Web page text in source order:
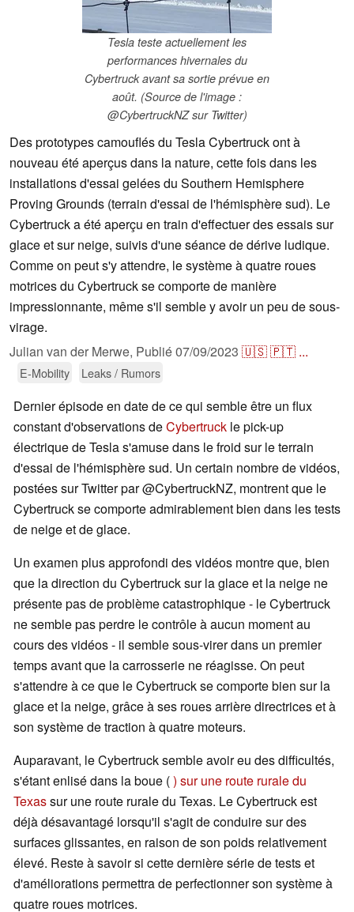
Tesla teste actuellement les
performances hivernales du
Cybertruck avant sa sortie prévue en
août. (Source de l'image :
@CybertruckNZ sur Twitter)
Des prototypes camouflés du Tesla Cybertruck ont à
nouveau été aperçus dans la nature, cette fois dans les
installations d'essai gelées du Southern Hemisphere
Proving Grounds (terrain d'essai de l'hémisphère sud). Le
Cybertruck a été aperçu en train d'effectuer des essais sur
glace et sur neige, suivis d'une séance de dérive ludique.
Comme on peut s'y attendre, le système à quatre roues
motrices du Cybertruck se comporte de manière
impressionnante, même s'il semble y avoir un peu de sous-
virage.
Julian van der Merwe, Publié07/09/2023 🇺🇸🇵🇹 ...
E-Mobility Leaks / Rumors
Dernier épisode en date de ce qui semble être un flux
constant d'observations deCybertruck le pick-up
électrique de Tesla s'amuse dans le froid sur le terrain
d'essai de l'hémisphère sud. Un certain nombre de vidéos,
postées sur Twitter par @CybertruckNZ, montrent que le
Cybertruck se comporte admirablement bien dans les tests
de neige et de glace.
Un examen plus approfondi des vidéos montre que, bien
que la direction du Cybertruck sur la glace et la neige ne
présente pas de problème catastrophique - le Cybertruck
ne semble pas perdre le contrôle à aucun moment au
cours des vidéos - il semble sous-virer dans un premier
temps avant que la carrosserie ne réagisse. On peut
s'attendre à ce que le Cybertruck se comporte bien sur la
glace et la neige, grâce à ses roues arrière directrices et à
son système de traction à quatre moteurs.
Auparavant, le Cybertruck semble avoir eu des difficultés,
s'étant enlisé dans la boue () sur une route rurale du
Texassur une route rurale du Texas. Le Cybertruck est
déjà désavantagé lorsqu'il s'agit de conduire sur des
surfaces glissantes, en raison de son poids relativement
élevé. Reste à savoir si cette dernière série de tests et
d'améliorations permettra de perfectionner son système à
quatre roues motrices.